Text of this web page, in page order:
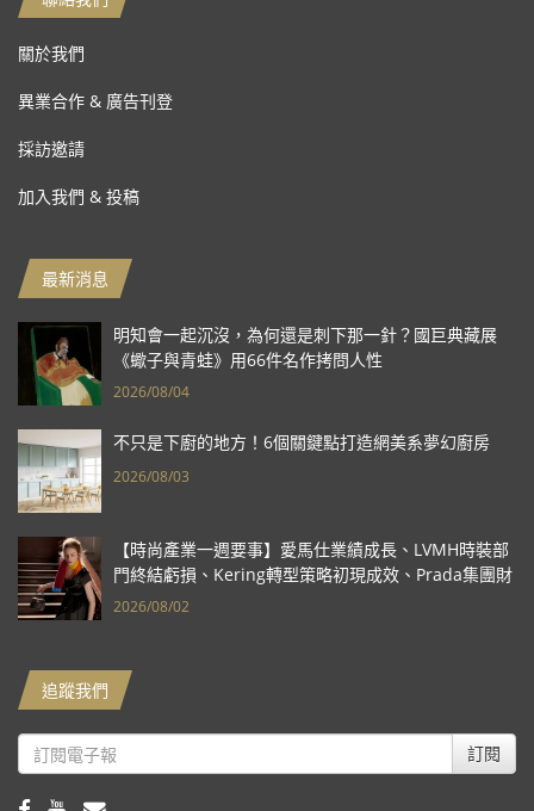
關於我們
異業合作 & 廣告刊登
採訪邀請
加入我們 & 投稿
最新消息
明知會一起沉沒，為何還是刺下那一針？國巨典藏展
《蠍子與青蛙》用66件名作拷問人性
2026/08/04
不只是下廚的地方！6個關鍵點打造網美系夢幻廚房
2026/08/03
【時尚產業一週要事】愛馬仕業績成長、LVMH時裝部
門終結虧損、Kering轉型策略初現成效、Prada集團財
報亮眼
2026/08/02
追蹤我們
訂閱